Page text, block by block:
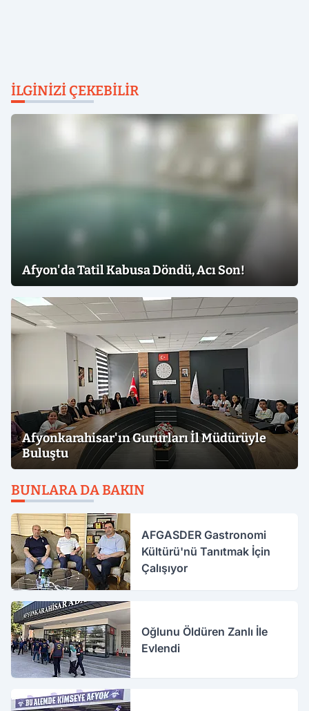
İLGINIZI ÇEKEBILIR
Afyon'da Tatil Kabusa Döndü, Acı Son!
Afyonkarahisar'ın Gururları İl Müdürüyle
Buluştu
BUNLARA DA BAKIN
AFGASDER Gastronomi
Kültürü'nü Tanıtmak İçin
Çalışıyor
Oğlunu Öldüren Zanlı İle
Evlendi